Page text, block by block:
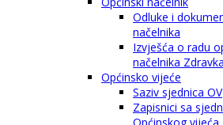
Odluke i
načelnika
Izvješća o radu
načelnika
Općinsko vijeće
Saziv sjednica OV
Zapisnici sa